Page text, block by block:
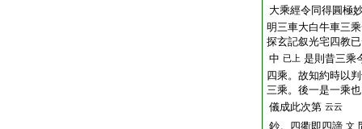
大乘經令同得圓極
明三車大白牛車三
探玄記叙光宅四教
中 已上 是則昔三乘
四乘。故知約時以
三乘。後一是一乘
儀成此次第 云云
鈔。四衢即四諦 文